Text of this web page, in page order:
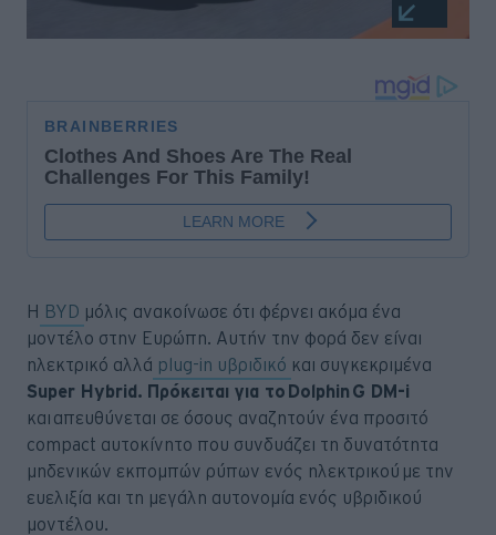
H BYD μόλις ανακοίνωσε ότι φέρνει ακόμα ένα
μοντέλο στην Ευρώπη. Αυτήν την φορά δεν είναι
ηλεκτρικό αλλά plug-in υβριδικό και συγκεκριμένα
Super Hybrid. Πρόκειται για το Dolphin G DM-i
και απευθύνεται σε όσους αναζητούν ένα προσιτό
compact αυτοκίνητο που συνδυάζει τη δυνατότητα
μηδενικών εκπομπών ρύπων ενός ηλεκτρικού με την
ευελιξία και τη μεγάλη αυτονομία ενός υβριδικού
μοντέλου.